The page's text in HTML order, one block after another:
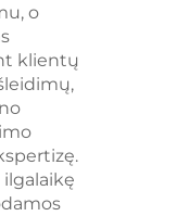
o
klientų